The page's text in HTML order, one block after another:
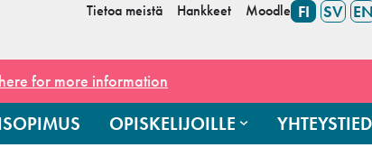
Tietoa meistä Hankkeet Moodle FI SV EN
for more information
OPISKELIJOILLE